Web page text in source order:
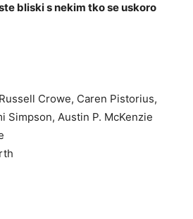
bliski s nekim tko se uskoro
Russell Crowe, Caren Pistorius,
Simpson, Austin P. McKenzie